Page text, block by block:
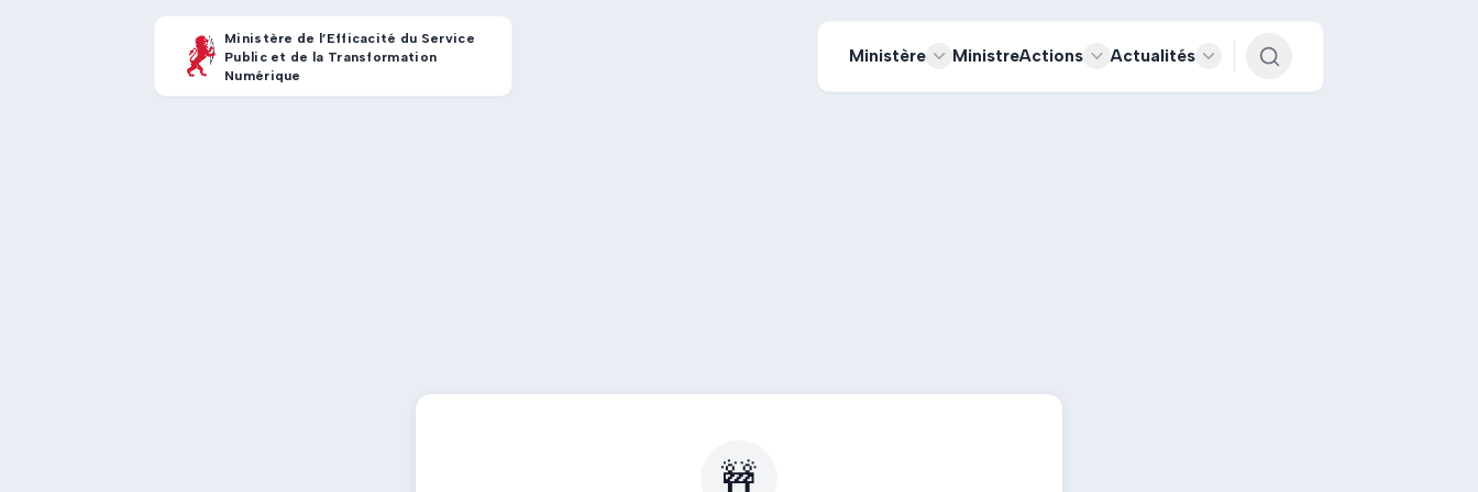
Ministère de l’Efficacité du Service
Public et de la Transformation
Numérique
Ministère MinistreActions Actualités
🚧